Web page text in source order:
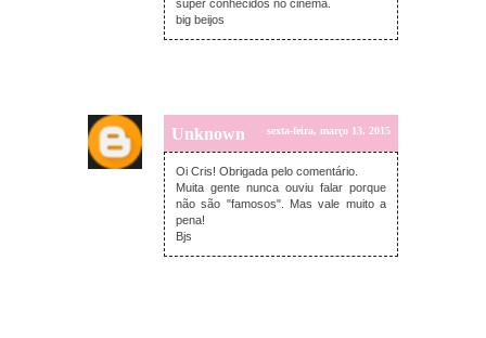
super conhecidos no cinema.
big beijos
Unknown sexta-feira, março 13, 2015
Oi Cris! Obrigada pelo comentário.
Muita gente nunca ouviu falar porque
não são "famosos". Mas vale muito a
pena!
Bjs